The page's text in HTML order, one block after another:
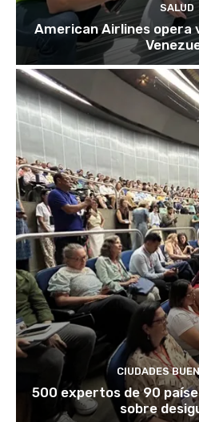
SALUD
American Airlines opera
CIUDADES
500 expertos de 90
sobre